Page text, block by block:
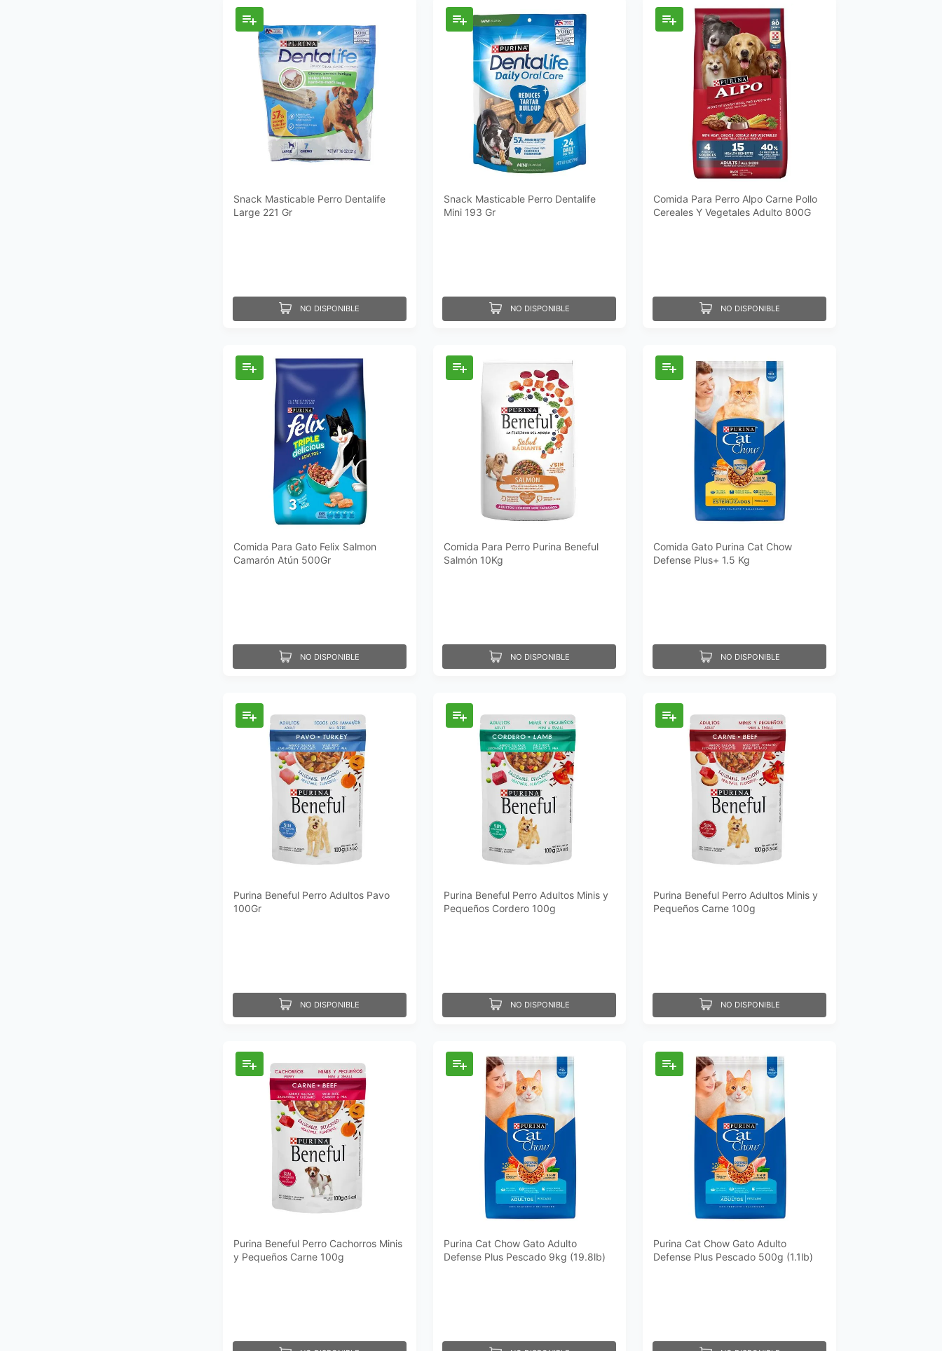
Snack Masticable Perro Dentalife
Large 221 Gr
NO DISPONIBLE
Snack Masticable Perro Dentalife
Mini 193 Gr
NO DISPONIBLE
Comida Para Perro Alpo Carne Pollo
Cereales Y Vegetales Adulto 800G
NO DISPONIBLE
Comida Para Gato Felix Salmon
Camarón Atún 500Gr
NO DISPONIBLE
Comida Para Perro Purina Beneful
Salmón 10Kg
NO DISPONIBLE
Comida Gato Purina Cat Chow
Defense Plus+ 1.5 Kg
NO DISPONIBLE
Purina Beneful Perro Adultos Pavo
100Gr
NO DISPONIBLE
Purina Beneful Perro Adultos Minis y
Pequeños Cordero 100g
NO DISPONIBLE
Purina Beneful Perro Adultos Minis y
Pequeños Carne 100g
NO DISPONIBLE
Purina Beneful Perro Cachorros Minis
y Pequeños Carne 100g
Purina Cat Chow Gato Adulto
Defense Plus Pescado 9kg (19.8lb)
Purina Cat Chow Gato Adulto
Defense Plus Pescado 500g (1.1lb)